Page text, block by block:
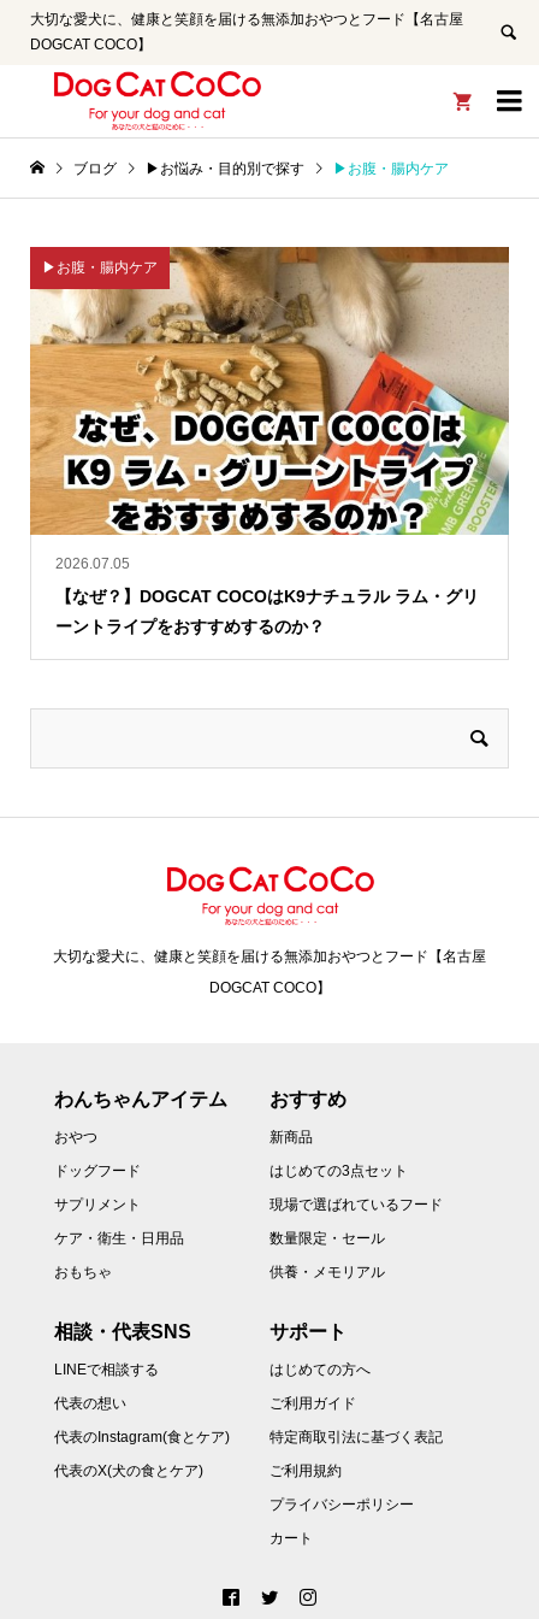
大切な愛犬に、健康と笑顔を届ける無添加おやつとフード【名古屋
DOGCAT COCO】


ブログ ▶お悩み・目的別で探す ▶お腹・腸内ケア
2026.07.05
【なぜ？】DOGCAT COCOはK9ナチュラル ラム・グリ
ーントライプをおすすめするのか？
▶お腹・腸内ケア
大切な愛犬に、健康と笑顔を届ける無添加おやつとフード【名古屋
DOGCAT COCO】
わんちゃんアイテム
おやつ
ドッグフード
サプリメント
ケア・衛生・日用品
おもちゃ
おすすめ
新商品
はじめての3点セット
現場で選ばれているフード
数量限定・セール
供養・メモリアル
相談・代表SNS
LINEで相談する
代表の想い
代表のInstagram(食とケア)
代表のX(犬の食とケア)
サポート
はじめての方へ
ご利用ガイド
特定商取引法に基づく表記
ご利用規約
プライバシーポリシー
カート